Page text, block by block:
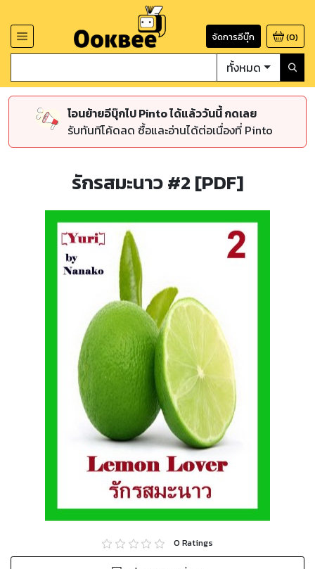
จัดการอีบุ๊ก (0)
ทั้งหมด
โอนย้ายอีบุ๊กไป Pinto ได้แล้ววันนี้ กดเลย
รับทันทีโค้ดลด ซื้อและอ่านได้ต่อเนื่องที่ Pinto
รักรสมะนาว #2 [PDF]
0 Ratings